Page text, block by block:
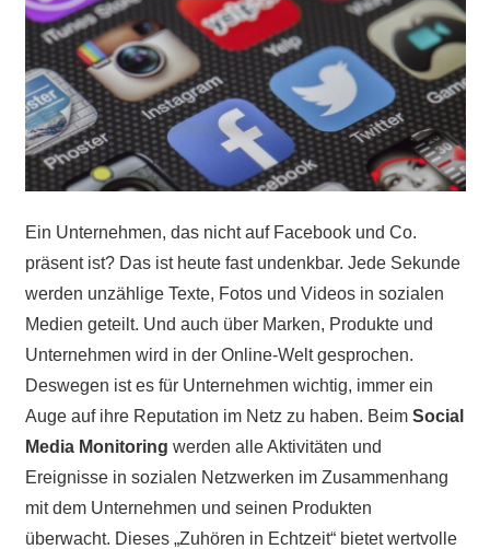
Ein Unternehmen, das nicht auf Facebook und Co.
präsent ist? Das ist heute fast undenkbar. Jede Sekunde
werden unzählige Texte, Fotos und Videos in sozialen
Medien geteilt. Und auch über Marken, Produkte und
Unternehmen wird in der Online-Welt gesprochen.
Deswegen ist es für Unternehmen wichtig, immer ein
Auge auf ihre Reputation im Netz zu haben. Beim Social
Media Monitoring werden alle Aktivitäten und
Ereignisse in sozialen Netzwerken im Zusammenhang
mit dem Unternehmen und seinen Produkten
überwacht. Dieses „Zuhören in Echtzeit“ bietet wertvolle